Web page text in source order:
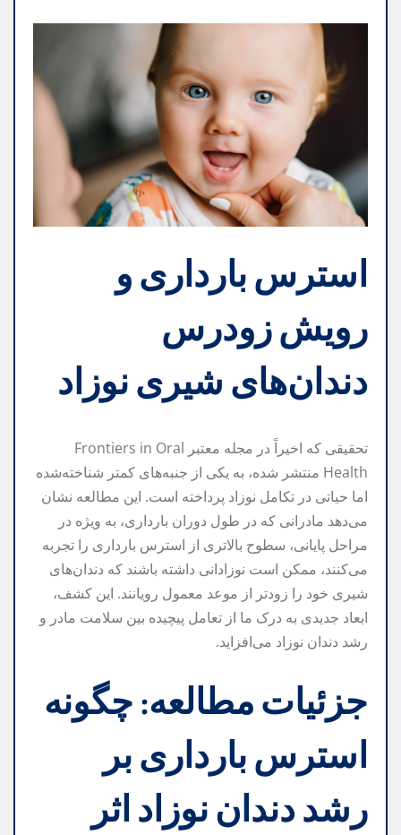
استرس بارداری و
رویش زودرس
دندان‌های شیری نوزاد
تحقیقی که اخیراً در مجله معتبر Frontiers in Oral
Health منتشر شده، به یکی از جنبه‌های کمتر شناخته‌شده
اما حیاتی در تکامل نوزاد پرداخته است. این مطالعه نشان
می‌دهد مادرانی که در طول دوران بارداری، به ویژه در
مراحل پایانی، سطوح بالاتری از استرس بارداری را تجربه
می‌کنند، ممکن است نوزادانی داشته باشند که دندان‌های
شیری خود را زودتر از موعد معمول رویانند. این کشف،
ابعاد جدیدی به درک ما از تعامل پیچیده بین سلامت مادر و
رشد دندان نوزاد می‌افزاید.
جزئیات مطالعه: چگونه
استرس بارداری بر
رشد دندان نوزاد اثر